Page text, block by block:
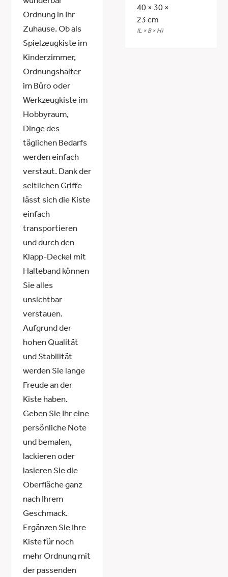
Ordnung in Ihr
Zuhause. Ob als
Spielzeugkiste im
Kinderzimmer,
Ordnungshalter
im Büro oder
Werkzeugkiste im
Hobbyraum,
Dinge des
täglichen Bedarfs
werden einfach
verstaut. Dank der
seitlichen Griffe
lässt sich die Kiste
einfach
transportieren
und durch den
Klapp-Deckel mit
Halteband können
Sie alles
unsichtbar
verstauen.
Aufgrund der
hohen Qualität
und Stabilität
werden Sie lange
Freude an der
Kiste haben.
Geben Sie Ihr eine
persönliche Note
und bemalen,
lackieren oder
lasieren Sie die
Oberfläche ganz
nach Ihrem
Geschmack.
Ergänzen Sie Ihre
Kiste für noch
mehr Ordnung mit
der passenden
40 × 30 ×
23 cm
(L × B × H)